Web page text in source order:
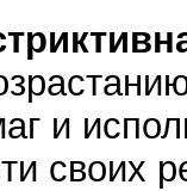
и
своих